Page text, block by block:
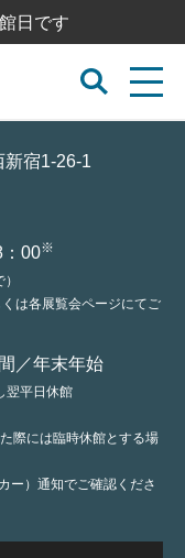
日です
新宿1-26-1
：00※
は各展覧会ページにてご
／年末年始
翌平日休館
際には臨時休館とする場
ー）通知でご確認くださ